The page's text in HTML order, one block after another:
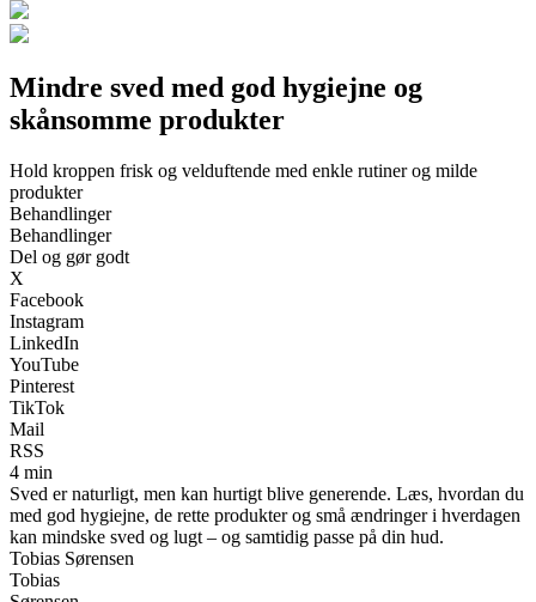
Mindre sved med god hygiejne og
skånsomme produkter
Hold kroppen frisk og velduftende med enkle rutiner og milde
produkter
Behandlinger
Behandlinger
Del og gør godt
X
Facebook
Instagram
LinkedIn
YouTube
Pinterest
TikTok
Mail
RSS
4 min
Sved er naturligt, men kan hurtigt blive generende. Læs, hvordan du
med god hygiejne, de rette produkter og små ændringer i hverdagen
kan mindske sved og lugt – og samtidig passe på din hud.
Tobias Sørensen
Tobias